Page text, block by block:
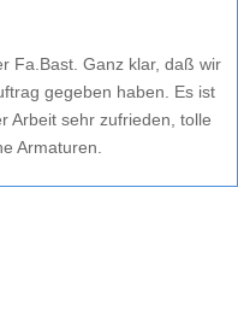
Fa.Bast. Ganz klar, daß wir
gegeben haben. Es ist
Arbeit sehr zufrieden, tolle
Armaturen.